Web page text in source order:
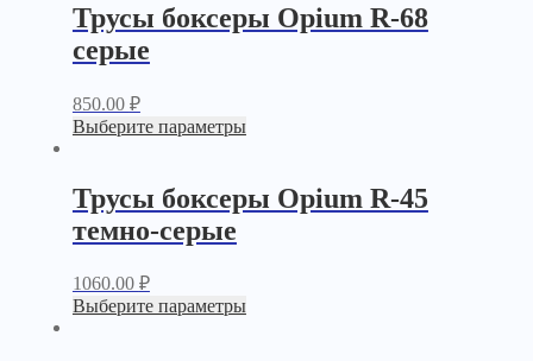
Трусы боксеры Opium R-68
серые
850.00 ₽
Выберите параметры
Трусы боксеры Opium R-45
темно-серые
1060.00 ₽
Выберите параметры